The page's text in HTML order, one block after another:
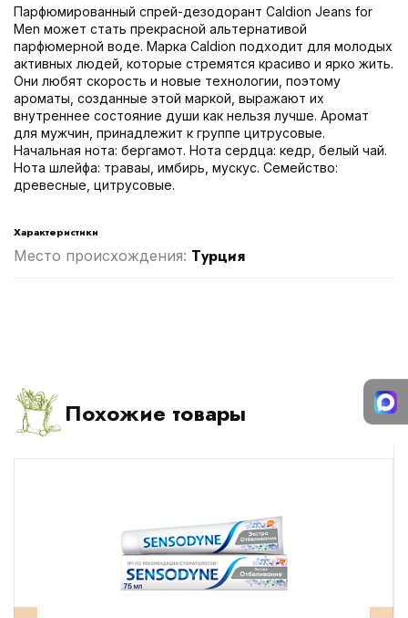
Парфюмированный спрей-дезодорант Caldion Jeans for
Men может стать прекрасной альтернативой
парфюмерной воде. Марка Caldion подходит для молодых
активных людей, которые стремятся красиво и ярко жить.
Они любят скорость и новые технологии, поэтому
ароматы, созданные этой маркой, выражают их
внутреннее состояние души как нельзя лучше. Аромат
для мужчин, принадлежит к группе цитрусовые.
Начальная нота: бергамот. Нота сердца: кедр, белый чай.
Нота шлейфа: траваы, имбирь, мускус. Семейство:
древесные, цитрусовые.
Характеристики
Место происхождения: Турция
Похожие товары